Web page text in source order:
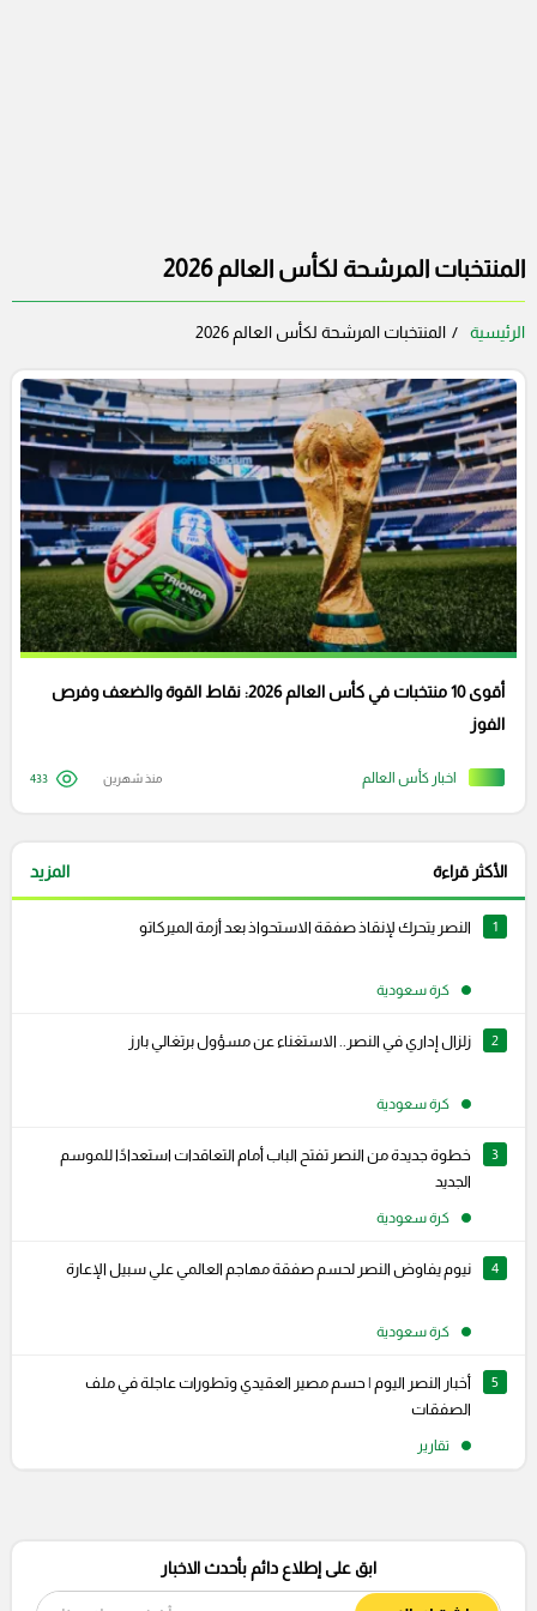
المنتخبات المرشحة لكأس العالم 2026
الرئيسية المنتخبات المرشحة لكأس العالم 2026
اخبار كأس العالم
أقوى 10 منتخبات في كأس العالم 2026: نقاط القوة والضعف وفرص
الفوز
منذ شهرين 433
الأكثر قراءة المزيد
1 النصر يتحرك لإنقاذ صفقة الاستحواذ بعد أزمة الميركاتو
كرة سعودية
2 زلزال إداري في النصر.. الاستغناء عن مسؤول برتغالي بارز
كرة سعودية
3
خطوة جديدة من النصر تفتح الباب أمام التعاقدات استعدادًا للموسم
الجديد
كرة سعودية
4 نيوم يفاوض النصر لحسم صفقة مهاجم العالمي علي سبيل الإعارة
كرة سعودية
5
أخبار النصر اليوم | حسم مصير العقيدي وتطورات عاجلة في ملف
الصفقات
تقارير
ابق على إطلاع دائم بأحدث الاخبار